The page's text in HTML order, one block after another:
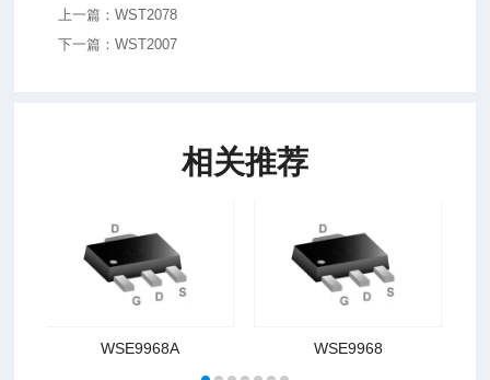
上一篇：WST2078
下一篇：WST2007
相关推荐
WSE9968A WSE9968